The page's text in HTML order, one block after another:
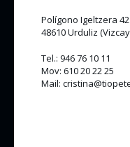
Polígono Igeltzera
48610 Urduliz
Tel.: 946 76 10 11
Mov: 610 20 22 25
Mail: